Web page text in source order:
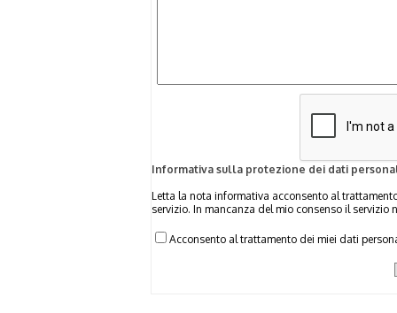
Informativa sulla protezione dei dati
Letta la nota informativa acconsento al
servizio. In mancanza del mio consenso il servizio
Acconsento al trattamento dei miei dati